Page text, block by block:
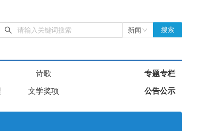
新闻 搜索
诗歌 专题专栏
文学奖项 公告公示